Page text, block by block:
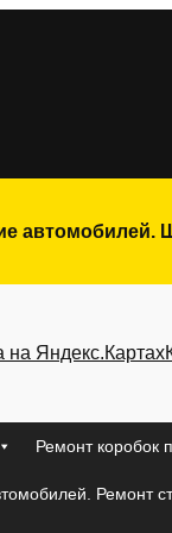
на Яндекс.Картах
Ремонт коробок
Ремонт